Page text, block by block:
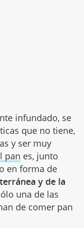
infundado, se
que no tiene,
y ser muy
pan es, junto
en forma de
y de la
una de las
de comer pan